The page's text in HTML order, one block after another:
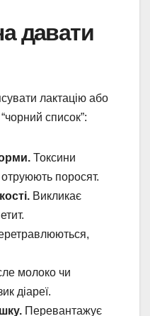
давати
лактацію або
список”:
Токсини
поросят.
Викликає
молоко чи
діареї.
Перевантажує